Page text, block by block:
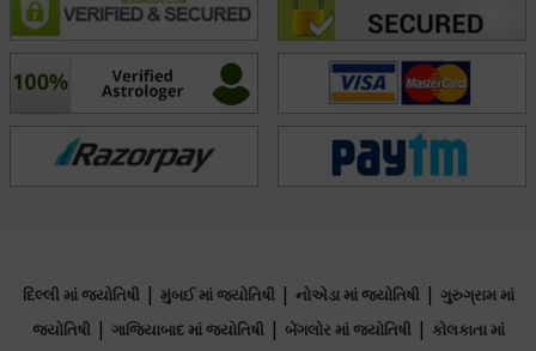
ઉપલબ્ધ સમય
No particularly time
Jyotishacharya
Bca
દિલ્લી માં જ્યોતિષી| મુંબઈ માં જ્યોતિષી| નોએડા માં જ્યોતિષી| ગુરુગ્રામ માં
જ્યોતિષી| ગાજિયાબાદ માં જ્યોતિષી| બેંગલોર માં જ્યોતિષી| કોલકાતા માં